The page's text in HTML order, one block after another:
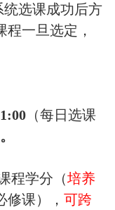
选课成功后方
一旦选定，
（每日选课
。
程学分（培养
修课）， 可跨